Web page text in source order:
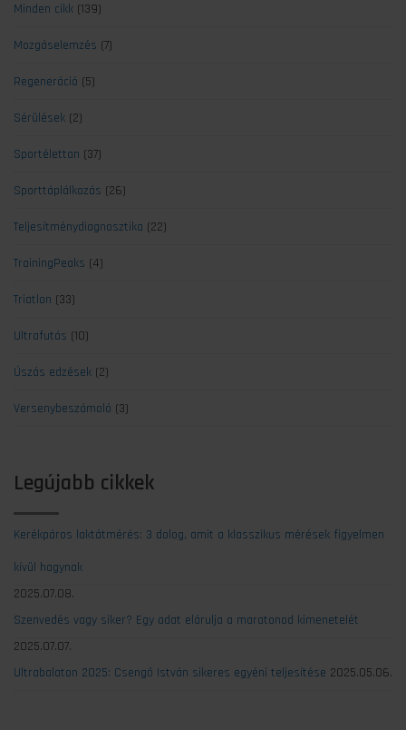
Minden cikk (139)
Mozgáselemzés (7)
Regeneráció (5)
Sérülések (2)
Sportélettan (37)
Sporttáplálkozás (26)
Teljesítménydiagnosztika (22)
TrainingPeaks (4)
Triatlon (33)
Ultrafutás (10)
Úszás edzések (2)
Versenybeszámoló (3)
Legújabb cikkek
Kerékpáros laktátmérés: 3 dolog, amit a klasszikus mérések figyelmen
kívül hagynak
2025.07.08.
Szenvedés vagy siker? Egy adat elárulja a maratonod kimenetelét
2025.07.07.
Ultrabalaton 2025: Csengő István sikeres egyéni teljesítése 2025.05.06.